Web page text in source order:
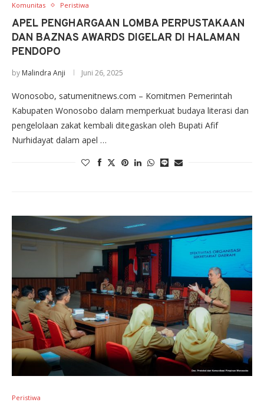
Komunitas Peristiwa
APEL PENGHARGAAN LOMBA PERPUSTAKAAN
DAN BAZNAS AWARDS DIGELAR DI HALAMAN
PENDOPO
by Malindra Anji Juni 26, 2025
Wonosobo, satumenitnews.com – Komitmen Pemerintah
Kabupaten Wonosobo dalam memperkuat budaya literasi dan
pengelolaan zakat kembali ditegaskan oleh Bupati Afif
Nurhidayat dalam apel …
Peristiwa